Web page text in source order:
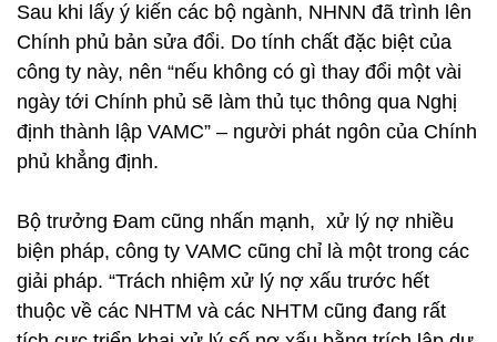
Sau khi lấy ý kiến các bộ ngành, NHNN đã trình lên
Chính phủ bản sửa đổi. Do tính chất đặc biệt của
công ty này, nên “nếu không có gì thay đổi một vài
ngày tới Chính phủ sẽ làm thủ tục thông qua Nghị
định thành lập VAMC” – người phát ngôn của Chính
phủ khẳng định.
Bộ trưởng Đam cũng nhấn mạnh, xử lý nợ nhiều
biện pháp, công ty VAMC cũng chỉ là một trong các
giải pháp. “Trách nhiệm xử lý nợ xấu trước hết
thuộc về các NHTM và các NHTM cũng đang rất